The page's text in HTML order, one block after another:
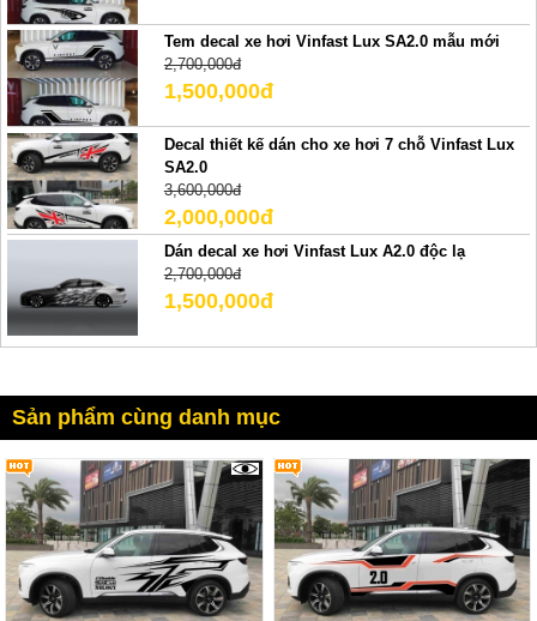
Tem decal xe hơi Vinfast Lux SA2.0 mẫu mới
2,700,000đ
1,500,000đ
Decal thiết kế dán cho xe hơi 7 chỗ Vinfast Lux
SA2.0
3,600,000đ
2,000,000đ
Dán decal xe hơi Vinfast Lux A2.0 độc lạ
2,700,000đ
1,500,000đ
Sản phẩm cùng danh mục
3192